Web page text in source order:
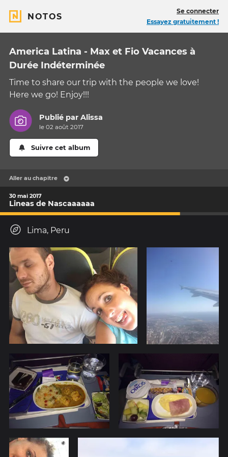
NOTOS
Se connecter
Essayez gratuitement !
America Latina - Max et Fio Vacances à
Durée Indéterminée
Time to share our trip with the people we love!
Here we go! Enjoy!!!
Publié parAlissa
le 02 août 2017
Suivre cet album
Aller au chapitre
30 mai 2017
Lineas de Nascaaaaaa
Lima, Peru